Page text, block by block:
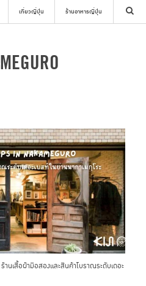
เที่ยวญี่ปุ่น ร้านอาหารญี่ปุ่น
ค้นหา
นเสื้อผ้ามือสองและสินค้าโบราณระดับเดอะ